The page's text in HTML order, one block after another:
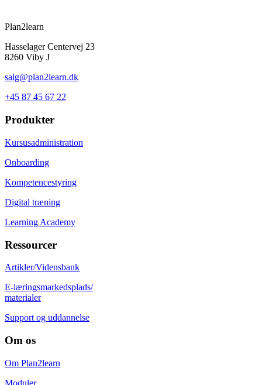
Plan2learn
Hasselager Centervej 23
8260 Viby J
salg@plan2learn.dk
+45 87 45 67 22
Produkter
Kursusadministration
Onboarding
Kompetencestyring
Digital træning
Learning Academy
Ressourcer
Artikler/Vidensbank
E-læringsmarkedsplads/
materialer
Support og uddannelse
Om os
Om Plan2learn
Moduler